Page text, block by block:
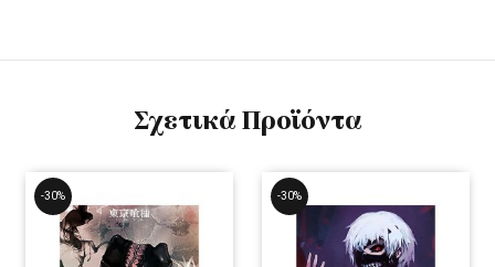
Σχετικά Προϊόντα
-30% -30%